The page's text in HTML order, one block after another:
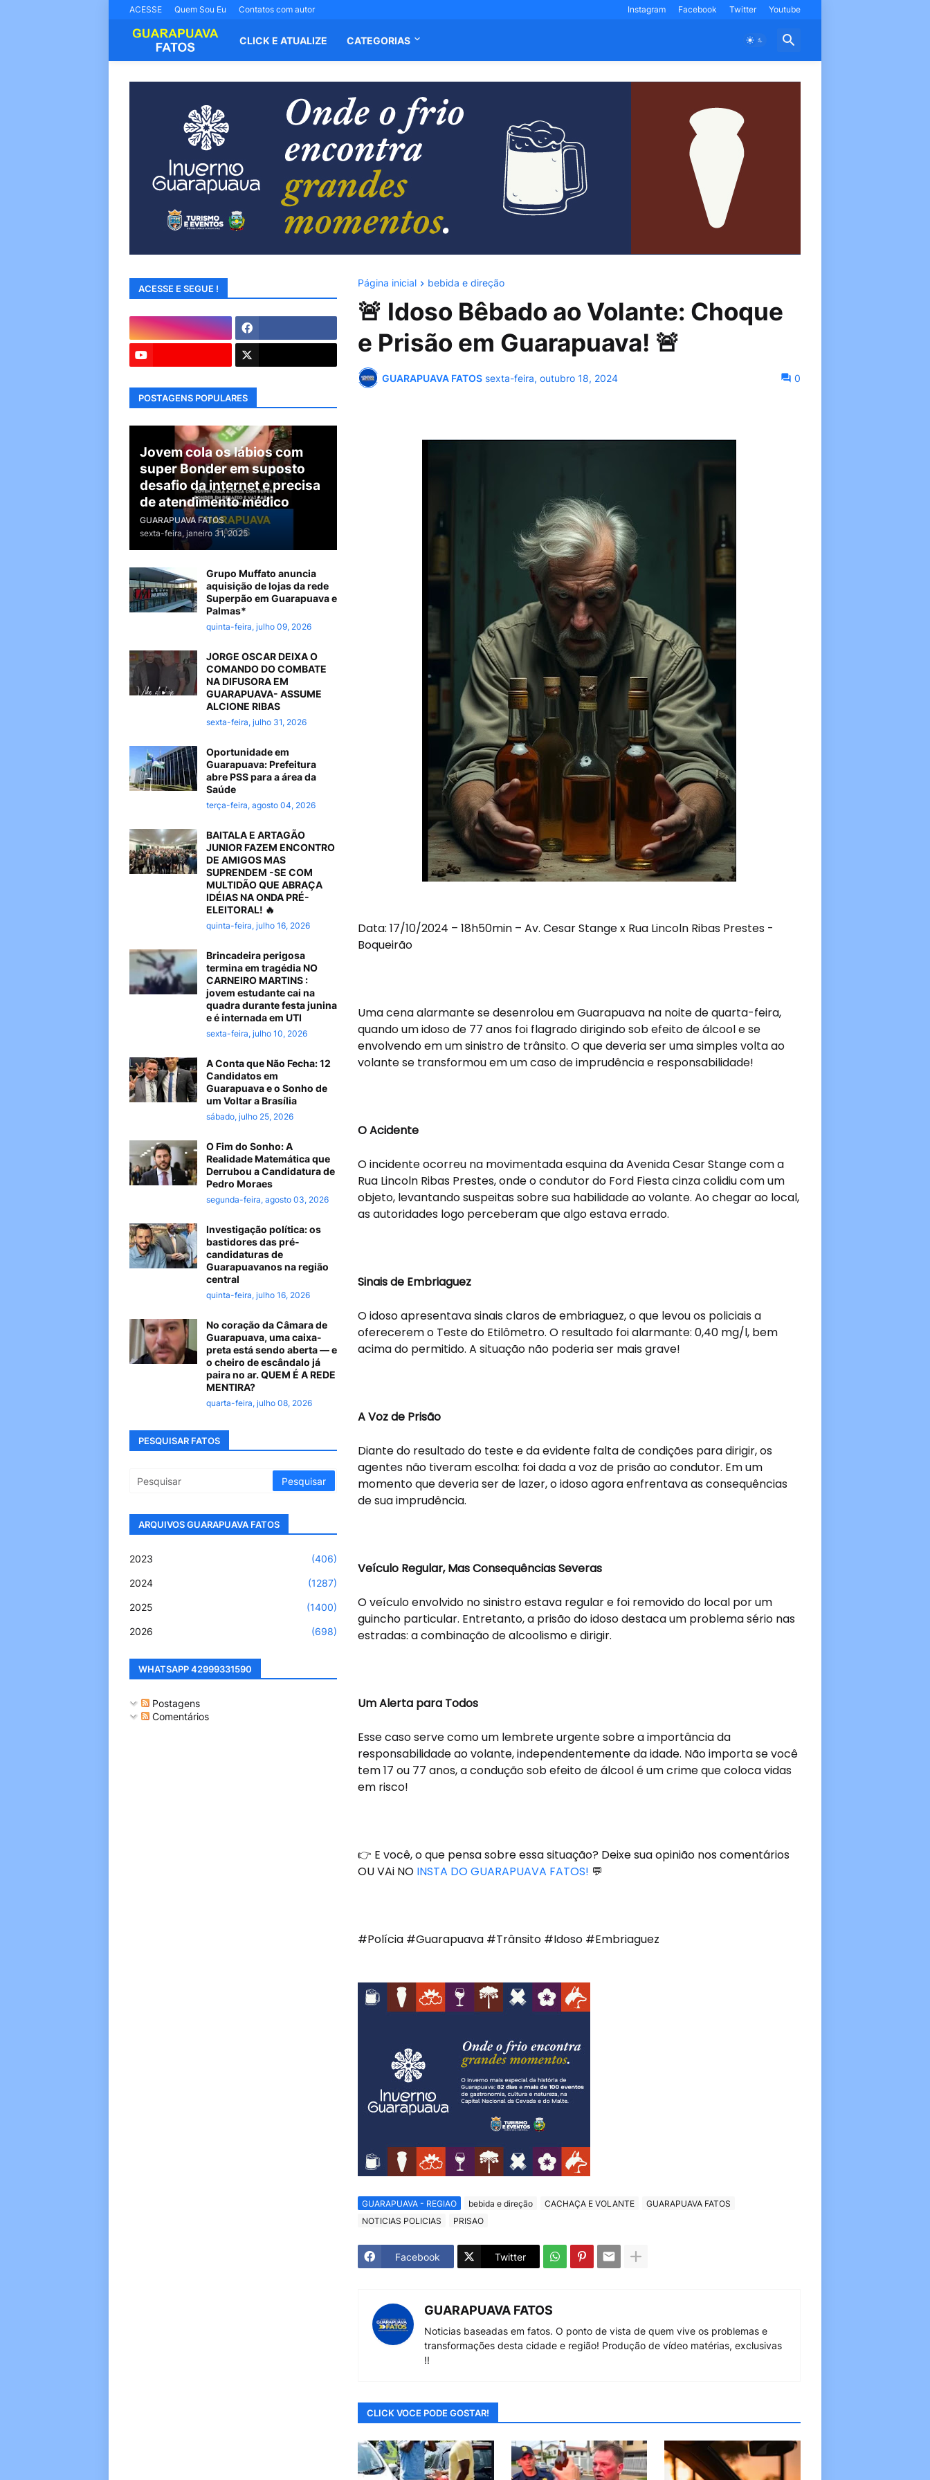
ACESSE Quem Sou Eu Contatos com autor Instagram Facebook Twitter Youtube
CLICK E ATUALIZE CATEGORIAS
Página inicial bebida e direção
🚨 Idoso Bêbado ao Volante: Choque
e Prisão em Guarapuava! 🚨
GUARAPUAVA FATOS sexta-feira, outubro 18, 2024 0
Data: 17/10/2024 – 18h50min – Av. Cesar Stange x Rua Lincoln Ribas Prestes -
Boqueirão
Uma cena alarmante se desenrolou em Guarapuava na noite de quarta-feira,
quando um idoso de 77 anos foi flagrado dirigindo sob efeito de álcool e se
envolvendo em um sinistro de trânsito. O que deveria ser uma simples volta ao
volante se transformou em um caso de imprudência e responsabilidade!
O Acidente
O incidente ocorreu na movimentada esquina da Avenida Cesar Stange com a
Rua Lincoln Ribas Prestes, onde o condutor do Ford Fiesta cinza colidiu com um
objeto, levantando suspeitas sobre sua habilidade ao volante. Ao chegar ao local,
as autoridades logo perceberam que algo estava errado.
Sinais de Embriaguez
O idoso apresentava sinais claros de embriaguez, o que levou os policiais a
oferecerem o Teste do Etilômetro. O resultado foi alarmante: 0,40 mg/l, bem
acima do permitido. A situação não poderia ser mais grave!
A Voz de Prisão
Diante do resultado do teste e da evidente falta de condições para dirigir, os
agentes não tiveram escolha: foi dada a voz de prisão ao condutor. Em um
momento que deveria ser de lazer, o idoso agora enfrentava as consequências
de sua imprudência.
Veículo Regular, Mas Consequências Severas
O veículo envolvido no sinistro estava regular e foi removido do local por um
guincho particular. Entretanto, a prisão do idoso destaca um problema sério nas
estradas: a combinação de alcoolismo e dirigir.
Um Alerta para Todos
Esse caso serve como um lembrete urgente sobre a importância da
responsabilidade ao volante, independentemente da idade. Não importa se você
tem 17 ou 77 anos, a condução sob efeito de álcool é um crime que coloca vidas
em risco!
👉 E você, o que pensa sobre essa situação? Deixe sua opinião nos comentários
OU VAi NO INSTA DO GUARAPUAVA FATOS! 💬
#Polícia #Guarapuava #Trânsito #Idoso #Embriaguez
GUARAPUAVA - REGIAO bebida e direção CACHAÇA E VOLANTE
GUARAPUAVA FATOS
NOTICIAS POLICIAS
PRISAO
Facebook Twitter
GUARAPUAVA FATOS
Noticias baseadas em fatos. O ponto de vista de quem vive os problemas e
transformações desta cidade e região! Produção de vídeo matérias, exclusivas
!!
CLICK VOCE PODE GOSTAR!
ACESSE E SEGUE !
POSTAGENS POPULARES
Jovem cola os lábios com
super Bonder em suposto
desafio da internet e precisa
de atendimento médico
GUARAPUAVA FATOS
sexta-feira, janeiro 31, 2025
Grupo Muffato anuncia
aquisição de lojas da rede
Superpão em Guarapuava e
Palmas*
quinta-feira, julho 09, 2026
JORGE OSCAR DEIXA O
COMANDO DO COMBATE
NA DIFUSORA EM
GUARAPUAVA- ASSUME
ALCIONE RIBAS
sexta-feira, julho 31, 2026
Oportunidade em
Guarapuava: Prefeitura
abre PSS para a área da
Saúde
terça-feira, agosto 04, 2026
BAITALA E ARTAGÃO
JUNIOR FAZEM ENCONTRO
DE AMIGOS MAS
SUPRENDEM -SE COM
MULTIDÃO QUE ABRAÇA
IDÉIAS NA ONDA PRÉ-
ELEITORAL! 🔥
quinta-feira, julho 16, 2026
Brincadeira perigosa
termina em tragédia NO
CARNEIRO MARTINS :
jovem estudante cai na
quadra durante festa junina
e é internada em UTI
sexta-feira, julho 10, 2026
A Conta que Não Fecha: 12
Candidatos em
Guarapuava e o Sonho de
um Voltar a Brasília
sábado, julho 25, 2026
O Fim do Sonho: A
Realidade Matemática que
Derrubou a Candidatura de
Pedro Moraes
segunda-feira, agosto 03, 2026
Investigação política: os
bastidores das pré-
candidaturas de
Guarapuavanos na região
central
quinta-feira, julho 16, 2026
No coração da Câmara de
Guarapuava, uma caixa-
preta está sendo aberta — e
o cheiro de escândalo já
paira no ar. QUEM É A REDE
MENTIRA?
quarta-feira, julho 08, 2026
PESQUISAR FATOS
ARQUIVOS GUARAPUAVA FATOS
2023 (406)
2024 (1287)
2025 (1400)
2026 (698)
WHATSAPP 42999331590
Postagens
Comentários